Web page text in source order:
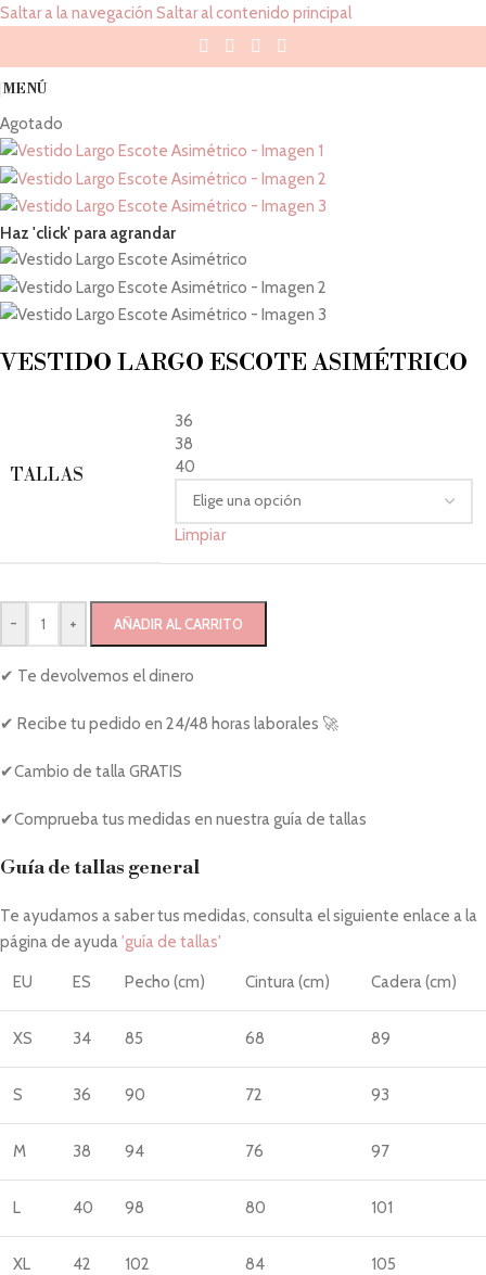
Saltar a la navegación Saltar al contenido principal
MENÚ
Agotado
Haz 'click' para agrandar
VESTIDO LARGO ESCOTE ASIMÉTRICO
TALLAS
36
38
40
Limpiar
- + AÑADIR AL CARRITO
✔ Te devolvemos el dinero
✔ Recibe tu pedido en 24/48 horas laborales 🚀
✔Cambio de talla GRATIS
✔Comprueba tus medidas en nuestra guía de tallas
Guía de tallas general
Te ayudamos a saber tus medidas, consulta el siguiente enlace a la
página de ayuda'guía de tallas'
EU ES Pecho (cm) Cintura (cm) Cadera (cm)
XS 34 85 68 89
S 36 90 72 93
M 38 94 76 97
L 40 98 80 101
XL 42 102 84 105